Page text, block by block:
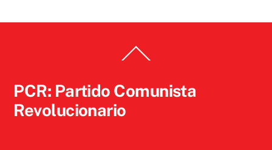
To
PCR: Partido Comunista
Revolucionario